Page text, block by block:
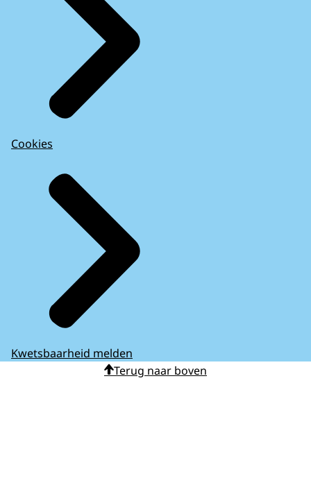
Cookies
Kwetsbaarheid melden
Terug naar boven